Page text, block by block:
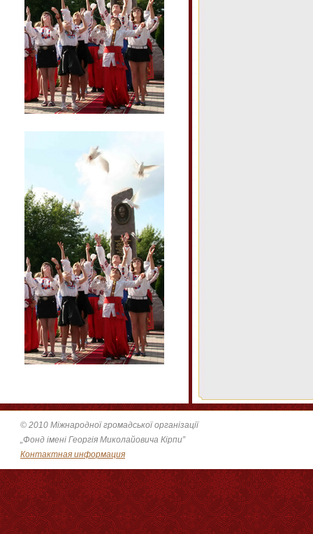
© 2010 Міжнародної громадської організації
„Фонд імені Георгія Миколайовича Кірпи”
Контактная информация